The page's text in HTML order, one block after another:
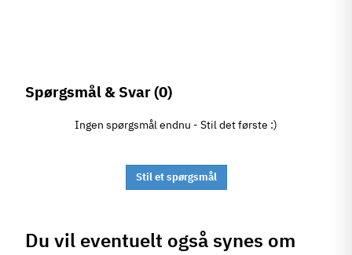
Spørgsmål & Svar(0)
Ingen spørgsmål endnu - Stil det første :)
Stil et spørgsmål
Du vil eventuelt også synes om